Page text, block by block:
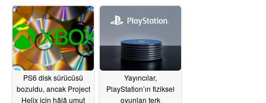
07/08/2026
güncellenmiştir
PS6 disk sürücüsü
bozuldu, ancak Project
Helix için hâlâ umut
Yayıncılar,
PlayStation’ın fiziksel
oyunları terk